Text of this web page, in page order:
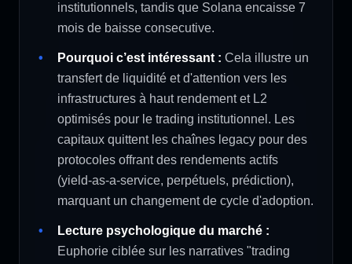
institutionnels, tandis que Solana encaisse 7
mois de baisse consecutive.
Pourquoi c’est intéressant : Cela illustre un
transfert de liquidité et d'attention vers les
infrastructures à haut rendement et L2
optimisés pour le trading institutionnel. Les
capitaux quittent les chaînes legacy pour des
protocoles offrant des rendements actifs
(yield-as-a-service, perpétuels, prédiction),
marquant un changement de cycle d'adoption.
Lecture psychologique du marché :
Euphorie ciblée sur les narratives "trading